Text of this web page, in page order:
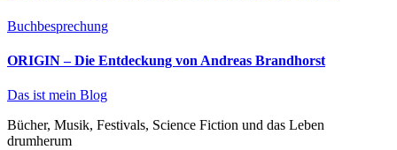
Buchbesprechung
ORIGIN – Die Entdeckung von Andreas Brandhorst
Das ist mein Blog
Bücher, Musik, Festivals, Science Fiction und das Leben
drumherum